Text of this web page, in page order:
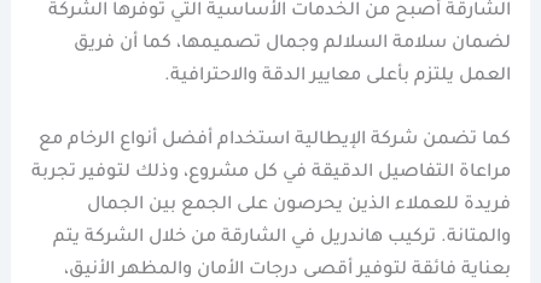
الشارقة أصبح من الخدمات الأساسية التي توفرها الشركة
لضمان سلامة السلالم وجمال تصميمها، كما أن فريق
العمل يلتزم بأعلى معايير الدقة والاحترافية.
كما تضمن شركة الإيطالية استخدام أفضل أنواع الرخام مع
مراعاة التفاصيل الدقيقة في كل مشروع، وذلك لتوفير تجربة
فريدة للعملاء الذين يحرصون على الجمع بين الجمال
والمتانة. تركيب هاندريل في الشارقة من خلال الشركة يتم
بعناية فائقة لتوفير أقصى درجات الأمان والمظهر الأنيق،